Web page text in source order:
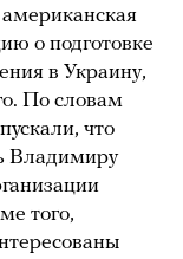
американская
о подготовке
в Украину,
По словам
что
Владимиру
того,